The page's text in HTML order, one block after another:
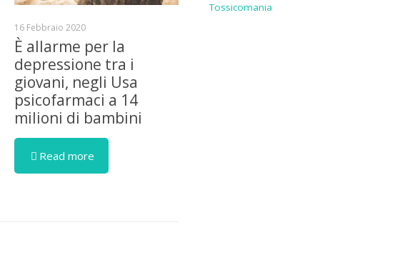
16 Febbraio 2020
È allarme per la
depressione tra i
giovani, negli Usa
psicofarmaci a 14
milioni di bambini
Read more
Tossicomania